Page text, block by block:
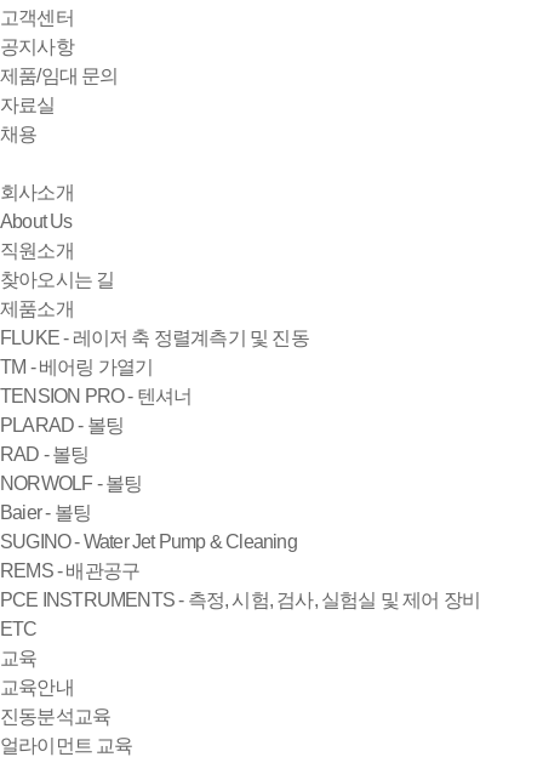
고객센터
공지사항
제품/임대 문의
자료실
채용
회사소개
About Us
직원소개
찾아오시는 길
제품소개
FLUKE - 레이저 축 정렬계측기 및 진동
TM - 베어링 가열기
TENSION PRO - 텐셔너
PLARAD - 볼팅
RAD - 볼팅
NORWOLF - 볼팅
Baier - 볼팅
SUGINO - Water Jet Pump & Cleaning
REMS - 배관공구
PCE INSTRUMENTS - 측정, 시험, 검사, 실험실 및 제어 장비
ETC
교육
교육안내
진동분석교육
얼라이먼트 교육